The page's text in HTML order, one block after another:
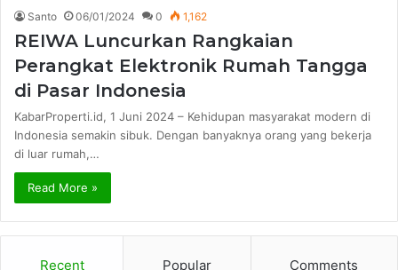
Santo 06/01/2024 0 1,162
REIWA Luncurkan Rangkaian
Perangkat Elektronik Rumah Tangga
di Pasar Indonesia
KabarProperti.id, 1 Juni 2024 – Kehidupan masyarakat modern di
Indonesia semakin sibuk. Dengan banyaknya orang yang bekerja
di luar rumah,…
Read More »
Recent Popular Comments